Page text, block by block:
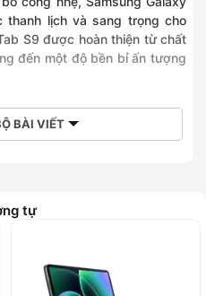
thanh lịch và sang trọng cho
S9 được hoàn thiện từ chất
đến một độ bền bỉ ấn tượng
BÀI VIẾT
tự